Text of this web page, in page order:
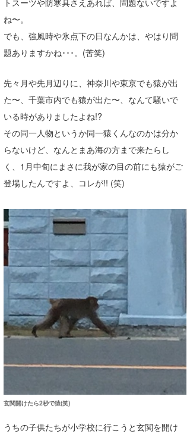
ね〜。
でも、強風時や氷点下の日なんかは、やはり問
題ありますかね･･･。(苦笑)
先々月や先月辺りに、神奈川や東京でも猿が出
た〜、千葉市内でも猿が出た〜、なんて騒いで
いる時がありましたよね!?
その同一人物というか同一猿くんなのかは分か
らないけど、なんとまあ海の方まで来たらし
く、1月中旬にまさに我が家の目の前にも猿がご
登場したんですよ、コレが!! (笑)
玄関開けたら2秒で猿(笑)
うちの子供たちが小学校に行こうと玄関を開け
ライター/寄稿メディア
Core Surf Japan
Naoya Kimoto
mitsuteru Kamio
Yasunari Inoue
Yoshiyuki Obata
DELTA FORCE SURF
CBA Films
熊谷素子
メディア
SURFMEDIA
Colors MAGAZINE
WAVAL
波伝説アンバサダー/プロライダー
福島寿実子
中浦“JET”章
進士剛光
田原啓江
植村未来
NOBUFUKU
大野”MAR”修聖
波伝説スタッフ
☆加藤
Aichan
chan-U
ECE
G◎Da
H
KY
MIN
波伝説